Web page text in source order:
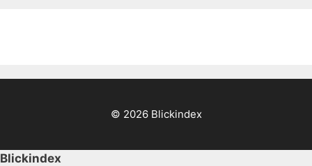
© 2026 Blickindex
Blickindex